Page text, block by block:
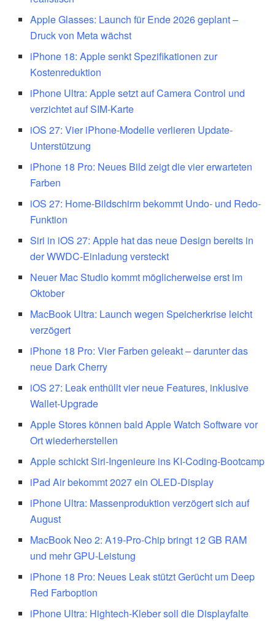
Apple Glasses: Launch für Ende 2026 geplant –
Druck von Meta wächst
iPhone 18: Apple senkt Spezifikationen zur
Kostenreduktion
iPhone Ultra: Apple setzt auf Camera Control und
verzichtet auf SIM-Karte
iOS 27: Vier iPhone-Modelle verlieren Update-
Unterstützung
iPhone 18 Pro: Neues Bild zeigt die vier erwarteten
Farben
iOS 27: Home-Bildschirm bekommt Undo- und Redo-
Funktion
Siri in iOS 27: Apple hat das neue Design bereits in
der WWDC-Einladung versteckt
Neuer Mac Studio kommt möglicherweise erst im
Oktober
MacBook Ultra: Launch wegen Speicherkrise leicht
verzögert
iPhone 18 Pro: Vier Farben geleakt – darunter das
neue Dark Cherry
iOS 27: Leak enthüllt vier neue Features, inklusive
Wallet-Upgrade
Apple Stores können bald Apple Watch Software vor
Ort wiederherstellen
Apple schickt Siri-Ingenieure ins KI-Coding-Bootcamp
iPad Air bekommt 2027 ein OLED-Display
iPhone Ultra: Massenproduktion verzögert sich auf
August
MacBook Neo 2: A19-Pro-Chip bringt 12 GB RAM
und mehr GPU-Leistung
iPhone 18 Pro: Neues Leak stützt Gerücht um Deep
Red Farboption
iPhone Ultra: Hightech-Kleber soll die Displayfalte